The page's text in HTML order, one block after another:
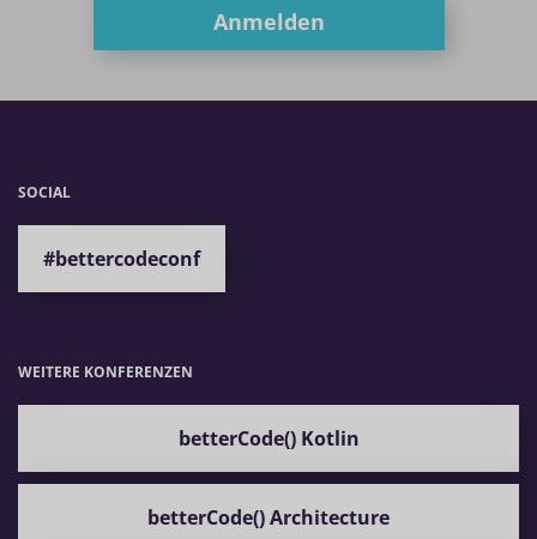
Anmelden
SOCIAL
#bettercodeconf
WEITERE KONFERENZEN
betterCode() Kotlin
betterCode() Architecture